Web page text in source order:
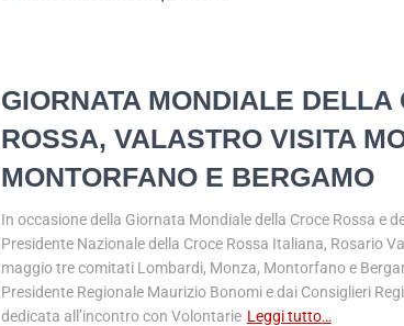
GIORNATA MONDIALE DELLA
ROSSA, VALASTRO VISITA
MONTORFANO E BERGAMO
In occasione della Giornata Mondiale della Croce Rossa e
Presidente Nazionale della Croce Rossa Italiana, Rosario
maggio tre comitati Lombardi, Monza, Montorfano e
Presidente Regionale Maurizio Bonomi e dai Consiglieri
dedicata all’incontro con Volontarie Leggi tutto…